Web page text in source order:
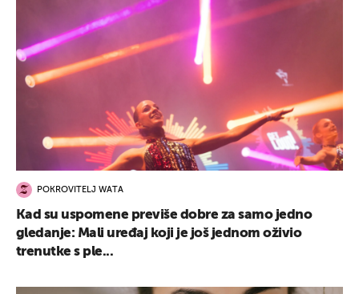
POKROVITELJ WATA
Kad su uspomene previše dobre za samo jedno
gledanje: Mali uređaj koji je još jednom oživio
trenutke s ple...